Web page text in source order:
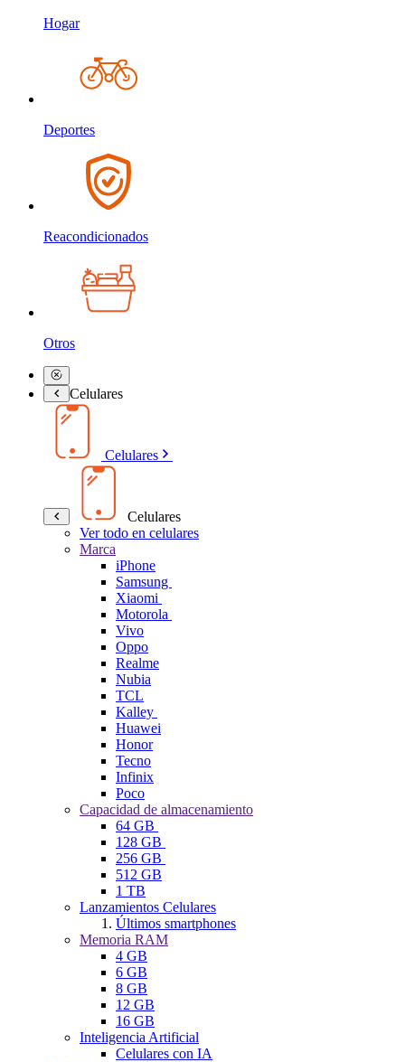
Hogar
Deportes
Reacondicionados
Otros
Celulares
Celulares
Celulares
Ver todo en celulares
Marca
iPhone
Samsung
Xiaomi
Motorola
Vivo
Oppo
Realme
Nubia
TCL
Kalley
Huawei
Honor
Tecno
Infinix
Poco
Capacidad de almacenamiento
64 GB
128 GB
256 GB
512 GB
1 TB
Lanzamientos Celulares
Últimos smartphones
Memoria RAM
4 GB
6 GB
8 GB
12 GB
16 GB
Inteligencia Artificial
Celulares con IA